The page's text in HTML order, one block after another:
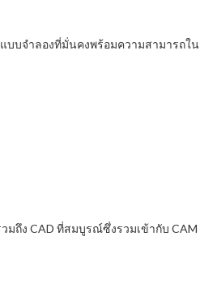
บบจำลองที่มั่นคงพร้อมความสามารถใน
ถึง CAD ที่สมบูรณ์ซึ่งรวมเข้ากับ CAM